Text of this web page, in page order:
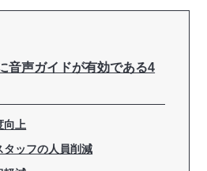
音声ガイドが有効である4
向上
タッフの人員削減